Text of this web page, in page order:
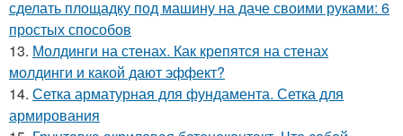
сделать площадку под машину на даче своими руками: 6
простых способов
13. Молдинги на стенах. Как крепятся на стенах
молдинги и какой дают эффект?
14. Сетка арматурная для фундамента. Сетка для
армирования